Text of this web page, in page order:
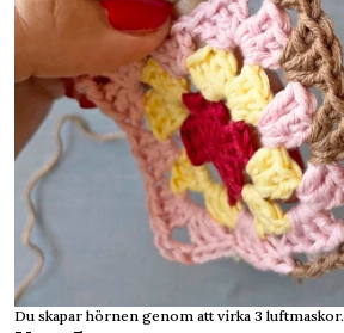
Du skapar hörnen genom att virka 3 luftmaskor.